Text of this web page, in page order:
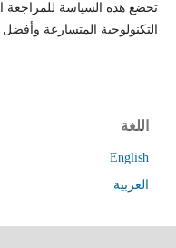
تخضع هذه السياسة للمراجعة
التكنولوجية المتسارعة وأفضل
اللغة
English
العربية